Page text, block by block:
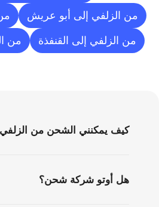
من الزلفي إلى أبو عريش
من الزلفي إلى القنفذة من
كيف يمكنني الشحن من
هل أوتو شركة شحن؟